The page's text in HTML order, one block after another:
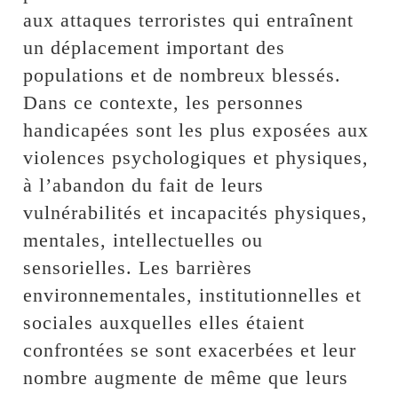
aux attaques terroristes qui entraînent
un déplacement important des
populations et de nombreux blessés.
Dans ce contexte, les personnes
handicapées sont les plus exposées aux
violences psychologiques et physiques,
à l’abandon du fait de leurs
vulnérabilités et incapacités physiques,
mentales, intellectuelles ou
sensorielles. Les barrières
environnementales, institutionnelles et
sociales auxquelles elles étaient
confrontées se sont exacerbées et leur
nombre augmente de même que leurs